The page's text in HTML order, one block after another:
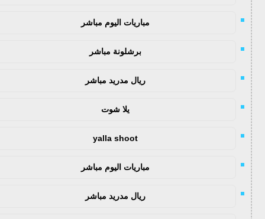
مباريات اليوم مباشر
برشلونة مباشر
ريال مدريد مباشر
يلا شوت
yalla shoot
مباريات اليوم مباشر
ريال مدريد مباشر